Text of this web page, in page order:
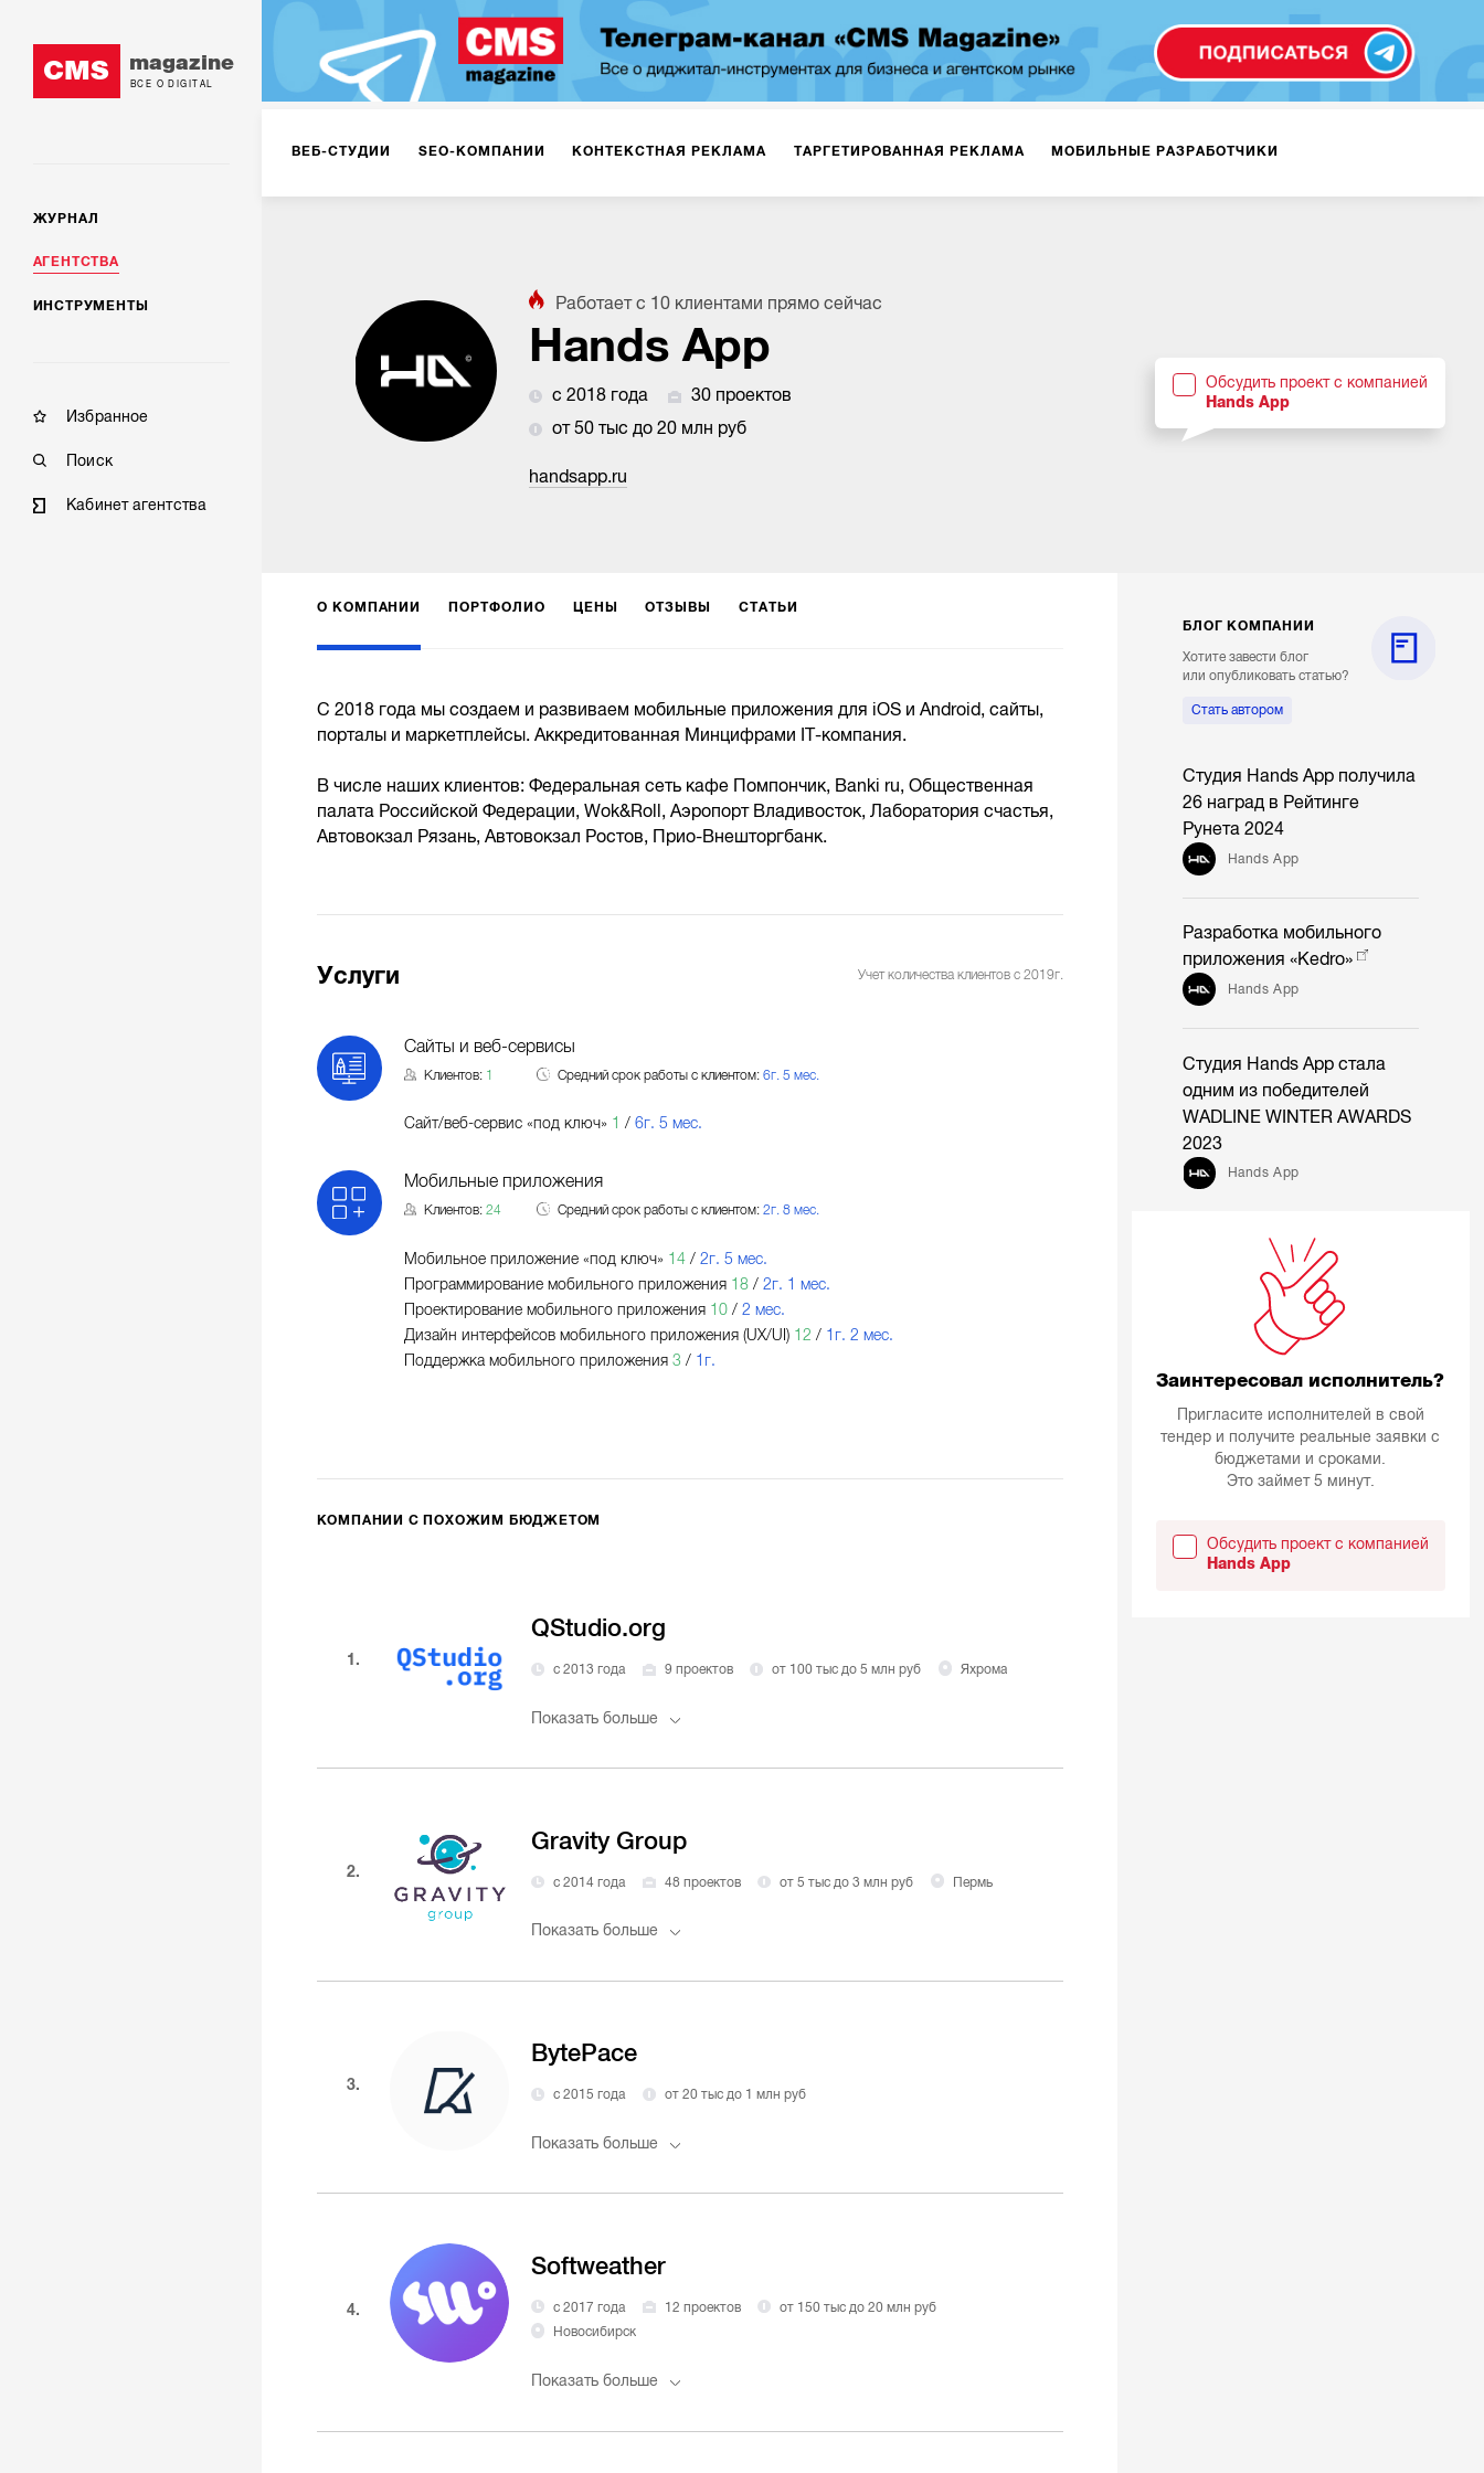
CMS magazine
ВСЕ О DIGITAL
ЖУРНАЛ
АГЕНТСТВА
ИНСТРУМЕНТЫ
Избранное
Поиск
Кабинет агентства
ВЕБ-СТУДИИ SEO-КОМПАНИИ КОНТЕКСТНАЯ РЕКЛАМА ТАРГЕТИРОВАННАЯ РЕКЛАМА МОБИЛЬНЫЕ РАЗРАБОТЧИКИ
РЕКЛАМА НА ИНТЕРНЕТ-ПЛОЩАДКАХ РАБОТА С МАРКЕТПЛЕЙСАМИ
КОНСАЛТИНГ
Работает с 10 клиентами прямо сейчас
Hands App
с 2018 года
30 проектов
от 50 тыс до 20 млн руб
handsapp.ru
Обсудить проект с компанией
Hands App
О КОМПАНИИ ПОРТФОЛИО ЦЕНЫ ОТЗЫВЫ СТАТЬИ
С 2018 года мы создаем и развиваем мобильные приложения для iOS и Android, сайты,
порталы и маркетплейсы. Аккредитованная Минцифрами IT-компания.
В числе наших клиентов: Федеральная сеть кафе Помпончик, Banki ru, Общественная
палата Российской Федерации, Wok&Roll, Аэропорт Владивосток, Лаборатория счастья,
Автовокзал Рязань, Автовокзал Ростов, Прио-Внешторгбанк.
Услуги Учет количества клиентов с 2019г.
Сайты и веб-сервисы
Клиентов: 1 Средний срок работы с клиентом: 6г. 5 мес.
Сайт/веб-сервис «под ключ» 1 / 6г. 5 мес.
Мобильные приложения
Клиентов:24 Средний срок работы с клиентом: 2г. 8 мес.
Мобильное приложение «под ключ» 14/ 2г. 5 мес.
Программирование мобильного приложения 18/ 2г. 1 мес.
Проектирование мобильного приложения 10/ 2 мес.
Дизайн интерфейсов мобильного приложения (UX/UI) 12 / 1г. 2 мес.
Поддержка мобильного приложения 3 / 1г.
КОМПАНИИ С ПОХОЖИМ БЮДЖЕТОМ
1.
QStudio.org
с 2013 года 9 проектов от 100 тыс до 5 млн руб Яхрома
Показать больше
2.
Gravity Group
с 2014 года 48 проектов от 5 тыс до 3 млн руб Пермь
Показать больше
3.
BytePace
с 2015 года от 20 тыс до 1 млн руб
Показать больше
4.
Softweather
с 2017 года 12 проектов
от 150 тыс до 20 млн руб
Новосибирск
Показать больше
БЛОГ КОМПАНИИ
Хотите завести блог
или опубликовать статью?
Стать автором
Студия Hands App получила
26 наград в Рейтинге
Рунета 2024
Hands App
Разработка мобильного
приложения «Kedro»
Hands App
Студия Hands App стала
одним из победителей
WADLINE WINTER AWARDS
2023
Hands App
Заинтересовал исполнитель?
Пригласите исполнителей в свой
тендер и получите реальные заявки с
бюджетами и сроками.
Это займет 5 минут.
Обсудить проект с компанией
Hands App